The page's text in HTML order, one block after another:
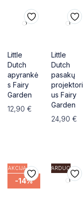
Little
Dutch
apyrankė
s Fairy
Garden
12,90 €
Little
Dutch
pasakų
projektori
us Fairy
Garden
24,90 €
-14%
AKCIJA IŠPARDUOTA